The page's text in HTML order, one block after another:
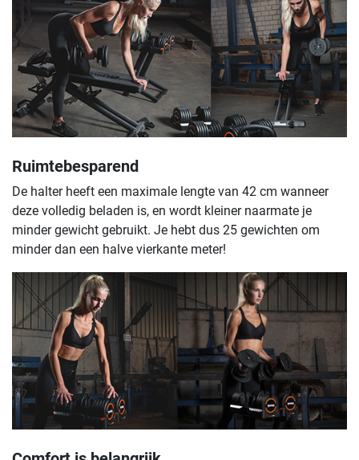
Ruimtebesparend
De halter heeft een maximale lengte van 42 cm wanneer
deze volledig beladen is, en wordt kleiner naarmate je
minder gewicht gebruikt. Je hebt dus 25 gewichten om
minder dan een halve vierkante meter!